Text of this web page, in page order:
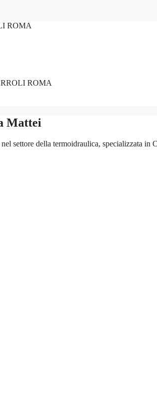
ROMA
ROMA
Mattei
settore della termoidraulica, specializzata